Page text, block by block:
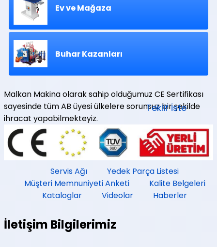
Ev ve Mağaza
Buhar Kazanları
Malkan Makina olarak sahip olduğumuz CE Sertifikası
sayesinde tüm AB üyesi ülkelere sorunsuz bir şekilde
ihracat yapabilmekteyiz.
Teklif İste
Servis Ağı
Yedek Parça Listesi
Müşteri Memnuniyeti Anketi
Kalite Belgeleri
Kataloglar
Videolar Haberler
İletişim Bilgilerimiz